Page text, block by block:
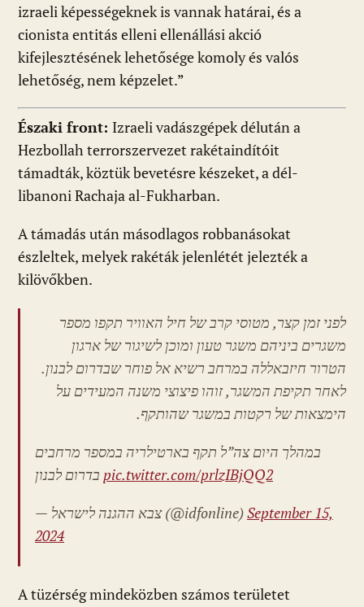
izraeli képességeknek is vannak határai, és a
cionista entitás elleni ellenállási akció
kifejlesztésének lehetősége komoly és valós
lehetőség, nem képzelet.”
Északi front: Izraeli vadászgépek délután a
Hezbollah terrorszervezet rakétaindítóit
támadták, köztük bevetésre készeket, a dél-
libanoni Rachaja al-Fukharban.
A támadás után másodlagos robbanásokat
észleltek, melyek rakéták jelenlétét jelezték a
kilövőkben.
לפני זמן קצר, מטוסי קרב של חיל האוויר תקפו מספר
משגרים ביניהם משגר טעון ומוכן לשיגור של ארגון
הטרור חיזבאללה במרחב רשיא אל פוחר שבדרום לבנון.
לאחר תקיפת המשגר, זוהו פיצוצי משנה המעידים על
הימצאות של רקטות במשגר שהותקף.
במהלך היום צה”ל תקף בארטילריה במספר מרחבים
pic.twitter.com/prlzIBjQQ2
— צבא ההגנה לישראל (@idfonline)September 15,
2024
A tüzérség mindeközben számos területet